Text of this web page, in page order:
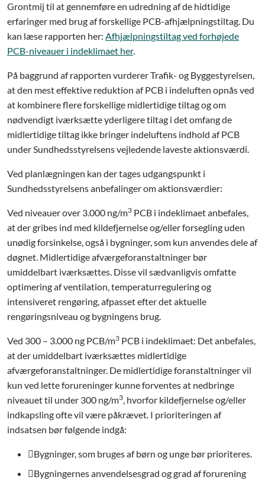
Grontmij til at gennemføre en udredning af de hidtidige
erfaringer med brug af forskellige PCB-afhjælpningstiltag. Du
kan læse rapporten her: Afhjælpningstiltag ved forhøjede
PCB-niveauer i indeklimaet her.
På baggrund af rapporten vurderer Trafik- og Byggestyrelsen,
at den mest effektive reduktion af PCB i indeluften opnås ved
at kombinere flere forskellige midlertidige tiltag og om
nødvendigt iværksætte yderligere tiltag i det omfang de
midlertidige tiltag ikke bringer indeluftens indhold af PCB
under Sundhedsstyrelsens vejledende laveste aktionsværdi.
Ved planlægningen kan der tages udgangspunkt i
Sundhedsstyrelsens anbefalinger om aktionsværdier:
Ved niveauer over 3.000 ng/m3 PCB i indeklimaet anbefales,
at der gribes ind med kildefjernelse og/eller forsegling uden
unødig forsinkelse, også i bygninger, som kun anvendes dele af
døgnet. Midlertidige afværgeforanstaltninger bør
umiddelbart iværksættes. Disse vil sædvanligvis omfatte
optimering af ventilation, temperaturregulering og
intensiveret rengøring, afpasset efter det aktuelle
rengøringsniveau og bygningens brug.
Ved 300 – 3.000 ng PCB/m3 PCB i indeklimaet: Det anbefales,
at der umiddelbart iværksættes midlertidige
afværgeforanstaltninger. De midlertidige foranstaltninger vil
kun ved lette forureninger kunne forventes at nedbringe
niveauet til under 300 ng/m3, hvorfor kildefjernelse og/eller
indkapsling ofte vil være påkrævet. I prioriteringen af
indsatsen bør følgende indgå:
Bygninger, som bruges af børn og unge bør prioriteres.
Bygningernes anvendelsesgrad og grad af forurening